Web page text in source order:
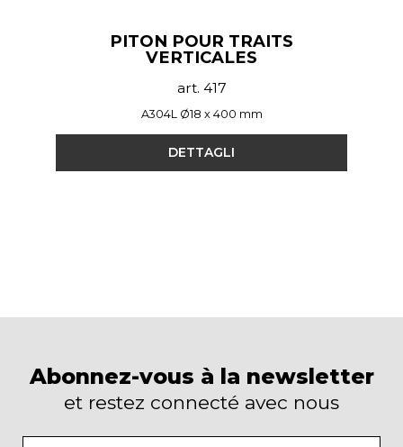
PITON POUR TRAITS
VERTICALES
art. 417
A304L Ø18 x 400 mm
DETTAGLI
Abonnez-vous à la newsletter
et restez connecté avec nous